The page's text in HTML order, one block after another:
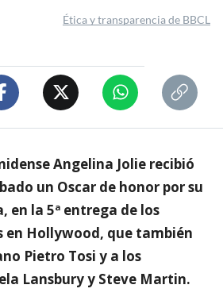
Ética y transparencia de BBCL
Angelina Jolie recibió
un Oscar de honor por su
la 5ª entrega de los
en Hollywood, que también
Pietro Tosi y a los
Lansbury y Steve Martin.